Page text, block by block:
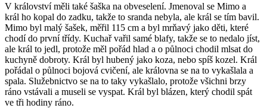
V království měli také šaška na obveselení. Jmenoval se Mimo a
král ho kopal do zadku, takže to sranda nebyla, ale král se tím bavil.
Mimo byl malý šašek, měřil 115 cm a byl mrňavý jako děti, které
chodí do první třídy. Kuchař vařil samé blafy, takže se to nedalo jíst,
ale král to jedl, protože měl pořád hlad a o půlnoci chodil mlsat do
kuchyně dobroty. Král byl hubený jako koza, nebo spíš kozel. Král
pořádal o půlnoci bojová cvičení, ale královna se na to vykašlala a
spala. Služebnictvo se na to taky vykašlalo, protože všichni brzy
ráno vstávali a museli se vyspat. Král byl blázen, který chodil spát
ve tři hodiny ráno.